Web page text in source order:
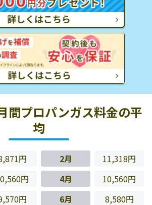
間プロパンガス料金の平
均
円 2月
11,318円
円 4月
10,560円
円 6月
8,580円